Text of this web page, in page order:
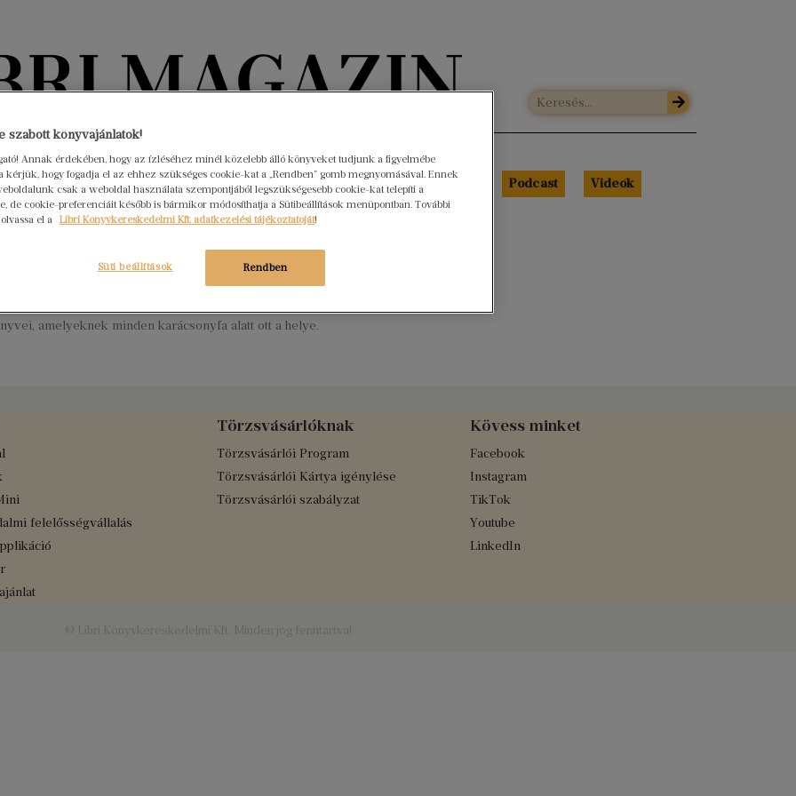
Könyvektől az olvasókig
Interjúk Beleolvasó A hónap könyvei HÍREK Libri Portré Podcast Videók
– hat szakácskönyv karácsonyra
amelyeknek minden karácsonyfa alatt ott a helye.
felelősségvállalás
Törzsvásárlóknak
Törzsvásárlói Program
Törzsvásárlói Kártya igénylése
Törzsvásárlói szabályzat
Kövess minket
Facebook
Instagram
TikTok
Youtube
LinkedIn
szabott könyvajánlatok!
Annak érdekében, hogy az ízléséhez minél közelebb álló könyveket tudjunk a figyelmébe
kérjük, hogy fogadja el az ehhez szükséges cookie-kat a „Rendben” gomb megnyomásával. Ennek
csak a weboldal használata szempontjából legszükségesebb cookie-kat telepíti a
de cookie-preferenciáit később is bármikor módosíthatja a Sütibeállítások menüpontban. További
el a Libri Könyvkereskedelmi Kft. adatkezelési tájékoztatóját!
Rendben
Süti beállítások